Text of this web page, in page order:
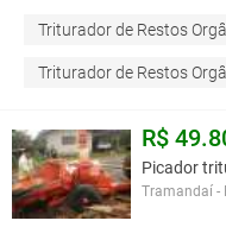
Triturador de Restos
Triturador de Restos
R$
Picador
Tramandaí -